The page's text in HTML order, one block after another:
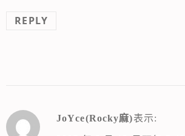
REPLY
JoYce(Rocky麻)表示: